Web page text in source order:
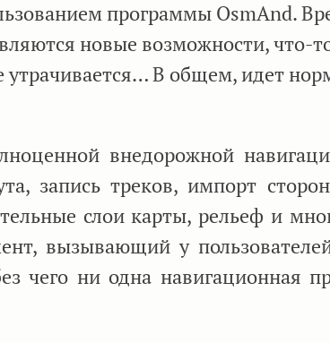
программы OsmAnd.
новые возможности, что-
утрачивается… В общем, идет
внедорожной
запись треков, импорт
слои карты, рельеф и
вызывающий у
чего ни одна навигационная